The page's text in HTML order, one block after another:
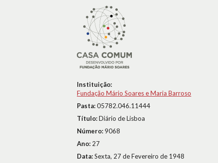
Instituição:
Fundação Mário Soares e Maria Barroso
Pasta:05782.046.11444
Título:Diário de Lisboa
Número:9068
Ano: 27
Data:Sexta, 27 de Fevereiro de 1948